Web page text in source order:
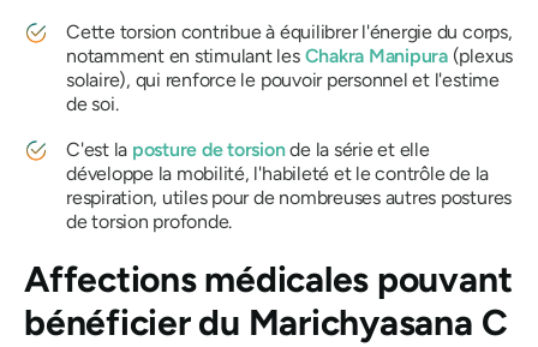
Cette torsion contribue à équilibrer l'énergie du corps,
notamment en stimulant les Chakra Manipura (plexus
solaire), qui renforce le pouvoir personnel et l'estime
de soi.
C'est la posture de torsionde la série et elle
développe la mobilité, l'habileté et le contrôle de la
respiration, utiles pour de nombreuses autres postures
de torsion profonde.
Affections médicales pouvant
bénéficier du Marichyasana C